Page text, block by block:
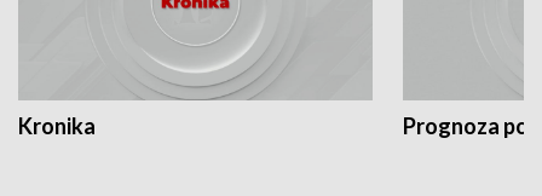
Kronika Prognoza